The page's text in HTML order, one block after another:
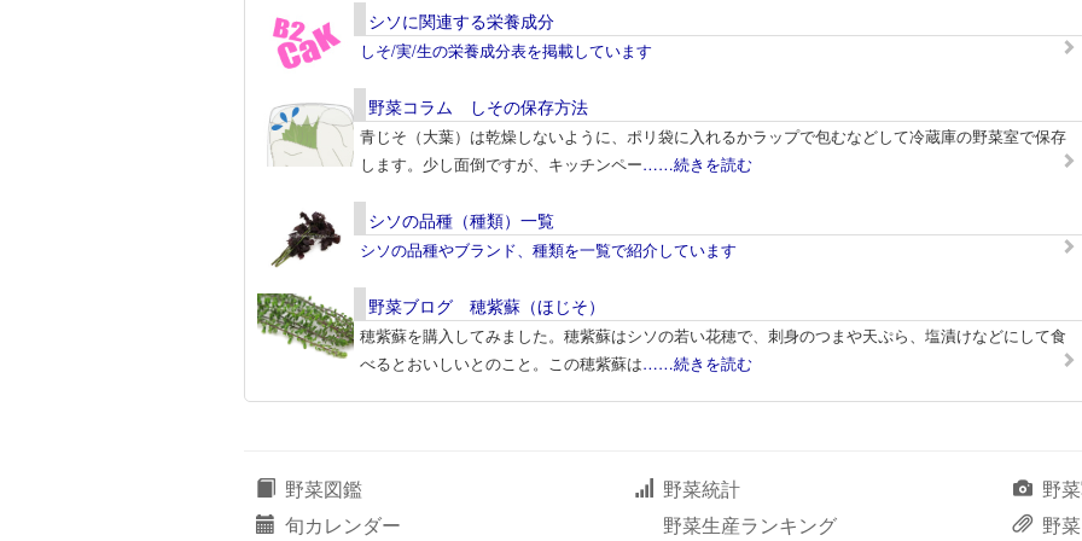
シソに関連する栄養成分
しそ/実/生の栄養成分表を掲載しています
野菜コラム しその保存方法
青じそ（大葉）は乾燥しないように、ポリ袋に入れるかラップで包むなどして冷蔵庫の野菜室で保存
します。少し面倒ですが、キッチンペー……続きを読む
シソの品種（種類）一覧
シソの品種やブランド、種類を一覧で紹介しています
野菜ブログ 穂紫蘇（ほじそ）
穂紫蘇を購入してみました。穂紫蘇はシソの若い花穂で、刺身のつまや天ぷら、塩漬けなどにして食
べるとおいしいとのこと。この穂紫蘇は……続きを読む
野菜図鑑
旬カレンダー
野菜統計
野菜生産ランキング
野
野